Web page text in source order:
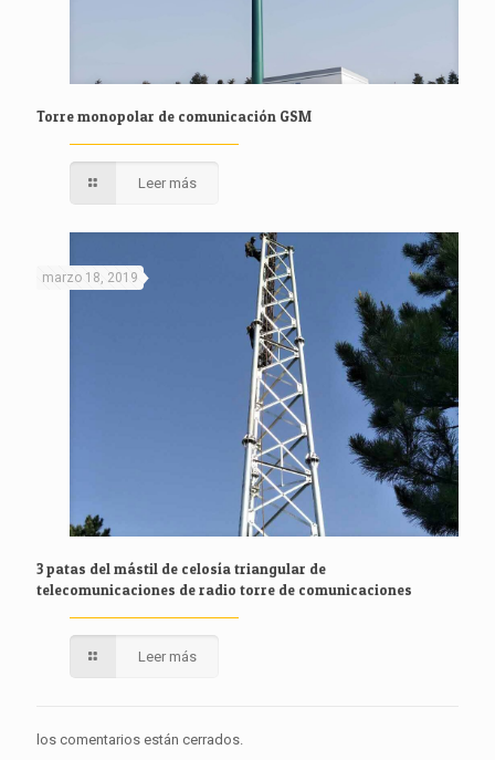
Torre monopolar de comunicación GSM
Leer más
marzo 18, 2019
3 patas del mástil de celosía triangular de
telecomunicaciones de radio torre de comunicaciones
Leer más
los comentarios están cerrados.